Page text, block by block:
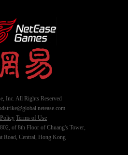
Inc. All Rights Reserved
Terms of Use
of 8th Floor of Chuang's Tower,
Road, Central, Hong Kong